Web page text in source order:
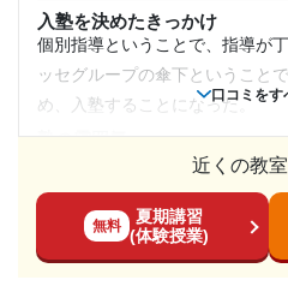
塾で必死に勉強を続けて、色
ともできて、結果として第一
きました
---
※料金は口コミされた方が支払った金額
能性がございますので、詳しくは塾にお問
1日あたりの授業時間
---
〜10,000円
机にはスタンドライトがあり、
使用できたため、環境は非常に
と感じます。
塾周辺の環境
した。また、商業施設も近くに
買い物をしたりすることもでき
授業以外のサポート
(相談・面談、家庭学習のサポート、授業
あまりコミュニケーションが取
口コミをす
入塾を決めたきっかけ
個別指導ということで、指導が
ッセグループの傘下ということ
め、入塾することになった。
料金
個別指導とはいえ、料金が高す
合う指導やホスピタリティもな
近くの教
無料
夏期講習
(体験授業)